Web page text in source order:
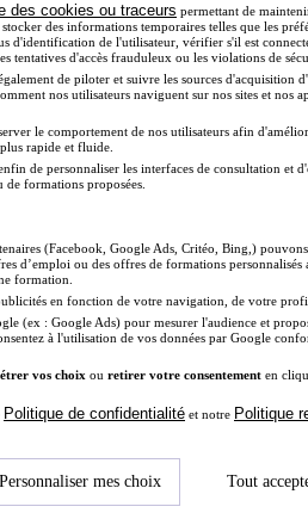
les plus
des cookies ou traceurs permettant de
des informations temporaires telles que les
d'identification de l'utilisateur, vérifier s'il est
tentatives d'accès frauduleux ou les violations de
de piloter et suivre les sources d'acquisition
nos utilisateurs naviguent sur nos sites et nos
le comportement de nos utilisateurs afin
rapide et fluide.
de personnaliser les interfaces de consultation et
formations proposées.
(Facebook, Google Ads, Critéo, Bing,)
d’emploi ou des offres de formations
formation.
en fonction de votre navigation, de votre
(ex : Google Ads) pour mesurer l'audience et
à l'utilisation de vos données par Google
vos choix ou retirer votre consentement en
Politique de confidentialité et notre Politique
Personnaliser mes choix Tout